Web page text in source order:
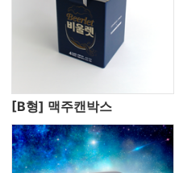
[B형] 맥주캔박스